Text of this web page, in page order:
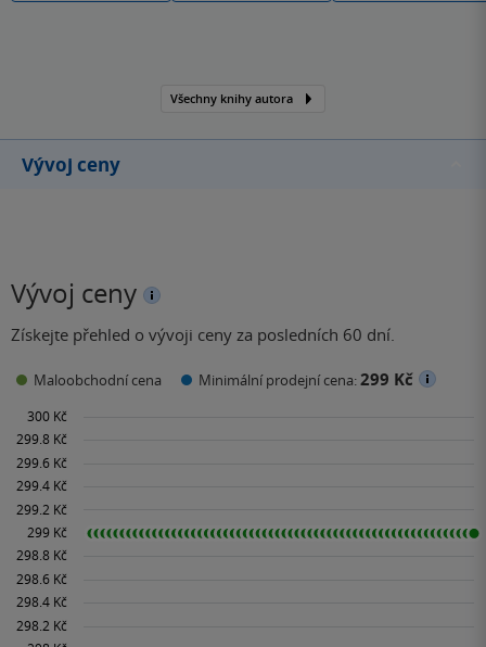
Všechny knihy autora
Vývoj ceny
Vývoj ceny
Získejte přehled o vývoji ceny za posledních 60 dní.
Maloobchodní cena Minimální prodejní cena:299 Kč